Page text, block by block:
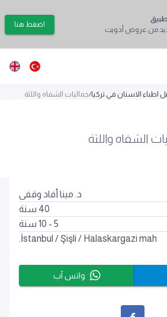
من عروض أدويت
اضغط هنا
اطباء الاسنان في تركيا/جماليات الشفاه واللثة
الشفاه واللثة
د. مينا أفاد وقفى
40 سنة
5 - 10 سنة
İstanbul /Şişli / Halaskargazi mah.
واتس آب